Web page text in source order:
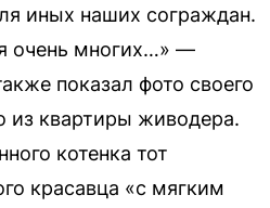
иных наших сограждан.
очень многих…» —
показал фото своего
из квартиры живодера.
котенка тот
красавца «с мягким